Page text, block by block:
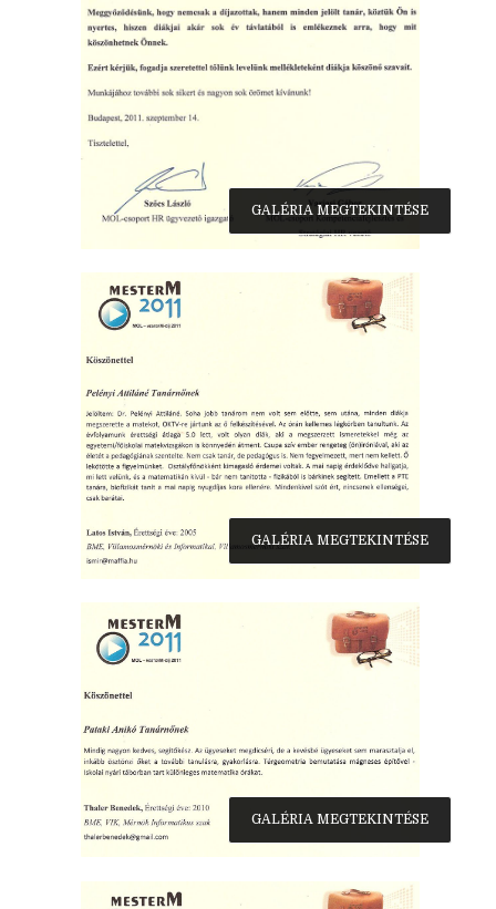
GALÉRIA MEGTEKINTÉSE
GALÉRIA MEGTEKINTÉSE
GALÉRIA MEGTEKINTÉSE